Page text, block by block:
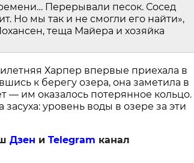
Перерывали песок. Сосед
Но мы так и не смогли его найти»,
теща Майера и хозяйка
Харпер впервые приехала в
к берегу озера, она заметила в
— им оказалось потерянное кольцо.
уровень воды в озере за эти
Дзен и Telegram канал